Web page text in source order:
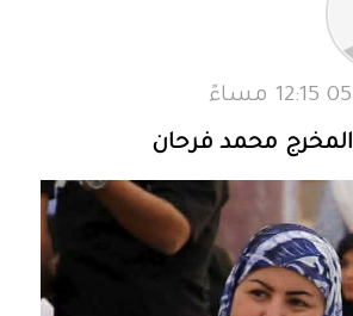
المخرج محمد فرحان